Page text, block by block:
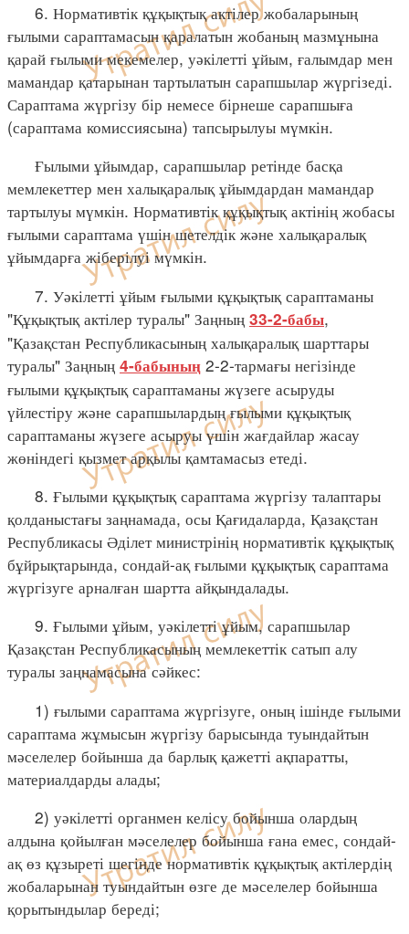
6. Нормативтік құқықтық актілер жобаларының
ғылыми сараптамасын қаралатын жобаның мазмұнына
қарай ғылыми мекемелер, уәкілетті ұйым, ғалымдар мен
мамандар қатарынан тартылатын сарапшылар жүргізеді.
Сараптама жүргізу бір немесе бірнеше сарапшыға
(сараптама комиссиясына) тапсырылуы мүмкін.
Ғылыми ұйымдар, сарапшылар ретінде басқа
мемлекеттер мен халықаралық ұйымдардан мамандар
тартылуы мүмкін. Нормативтік құқықтық актінің жобасы
ғылыми сараптама үшін шетелдік және халықаралық
ұйымдарға жіберілуі мүмкін.
7. Уәкілетті ұйым ғылыми құқықтық сараптаманы
"Құқықтық актілер туралы" Заңның 33-2-бабы,
"Қазақстан Республикасының халықаралық шарттары
туралы" Заңның 4-бабының 2-2-тармағы негізінде
ғылыми құқықтық сараптаманы жүзеге асыруды
үйлестіру және сарапшылардың ғылыми құқықтық
сараптаманы жүзеге асыруы үшін жағдайлар жасау
жөніндегі қызмет арқылы қамтамасыз етеді.
8. Ғылыми құқықтық сараптама жүргізу талаптары
қолданыстағы заңнамада, осы Қағидаларда, Қазақстан
Республикасы Әділет министрінің нормативтік құқықтық
бұйрықтарында, сондай-ақ ғылыми құқықтық сараптама
жүргізуге арналған шартта айқындалады.
9. Ғылыми ұйым, уәкілетті ұйым, сарапшылар
Қазақстан Республикасының мемлекеттік сатып алу
туралы заңнамасына сәйкес:
1) ғылыми сараптама жүргізуге, оның ішінде ғылыми
сараптама жұмысын жүргізу барысында туындайтын
мәселелер бойынша да барлық қажетті ақпаратты,
материалдарды алады;
2) уәкілетті органмен келісу бойынша олардың
алдына қойылған мәселелер бойынша ғана емес, сондай-
ақ өз құзыреті шегінде нормативтік құқықтық актілердің
жобаларынан туындайтын өзге де мәселелер бойынша
қорытындылар береді;